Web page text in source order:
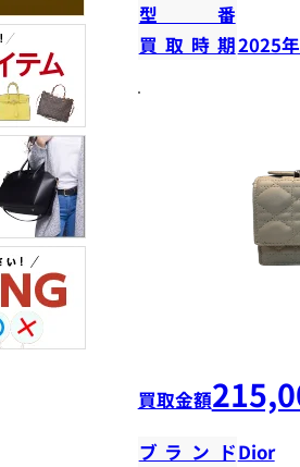
型番
買取時期2025
買取金額
ブランドDior